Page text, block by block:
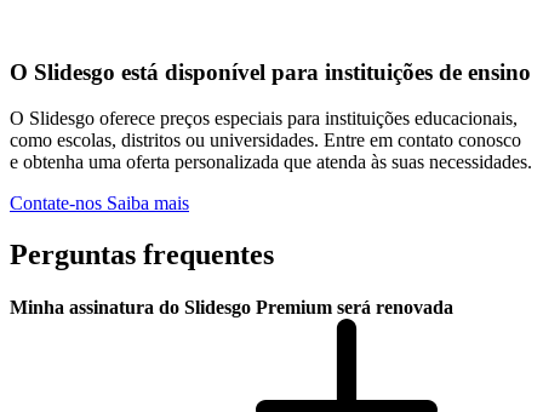
O Slidesgo está disponível para instituições de ensino
O Slidesgo oferece preços especiais para instituições educacionais,
como escolas, distritos ou universidades. Entre em contato conosco
e obtenha uma oferta personalizada que atenda às suas necessidades.
Contate-nos Saiba mais
Perguntas frequentes
Minha assinatura do Slidesgo Premium será renovada